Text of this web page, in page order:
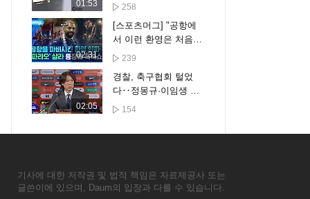
01:53 258
02:31
[스포츠머그] "공항에
서 이런 환영은 처음이
야"…'파라오' 살라도
역대급 환대
239
02:05
경찰, 축구협회 털었
다‥정몽규·이임생 압
색 대상
154
기사에 대한 저작권 및 법적 책임은 자료제공사 또는
글쓴이에 있으며, Daum의 입장과 다를 수 있습니다.